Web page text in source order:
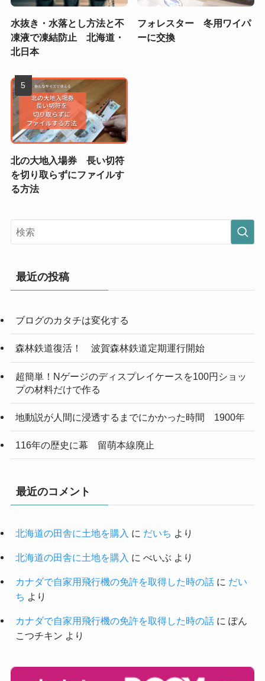
水抜き・水落とし方法と不
凍液で凍結防止 北海道・
北日本
フォレスター 冬用ワイパ
ーに交換
北の大地入場券 長い切符
を切り取らずにファイルす
る方法
最近の投稿
ブログのカタチは変化する
森林鉄道復活！ 波賀森林鉄道定期運行開始
超簡単！Nゲージのディスプレイケースを100円ショッ
プの材料だけで作る
地動説が人間に浸透するまでにかかった時間 1900年
116年の歴史に幕 留萌本線廃止
最近のコメント
北海道の田舎に土地を購入 に だいち より
北海道の田舎に土地を購入 に べいぶ より
カナダで自家用飛行機の免許を取得した時の話に だい
ち より
カナダで自家用飛行機の免許を取得した時の話に ぽん
こつチキン より